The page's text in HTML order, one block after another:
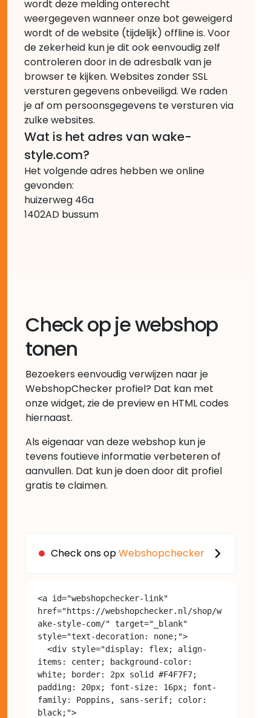
wordt deze melding onterecht
weergegeven wanneer onze bot geweigerd
wordt of de website (tijdelijk) offline is. Voor
de zekerheid kun je dit ook eenvoudig zelf
controleren door in de adresbalk van je
browser te kijken. Websites zonder SSL
versturen gegevens onbeveiligd. We raden
je af om persoonsgegevens te versturen via
zulke websites.
Wat is het adres van wake-
style.com?
Het volgende adres hebben we online
gevonden:
huizerweg 46a
1402AD bussum
Check op je webshop
tonen
Bezoekers eenvoudig verwijzen naar je
WebshopChecker profiel? Dat kan met
onze widget, zie de preview en HTML codes
hiernaast.
Als eigenaar van deze webshop kun je
tevens foutieve informatie verbeteren of
aanvullen. Dat kun je doen door dit profiel
gratis te claimen.
Check ons opWebshopchecker
<a id="webshopchecker-link"
href="https://webshopchecker.nl/shop/w
ake-style-com/" target="_blank"
style="text-decoration: none;">
items: center; background-color:
white; border: 2px solid #F4F7F7;
padding: 20px; font-size: 16px; font-
family: Poppins, sans-serif; color:
black;">